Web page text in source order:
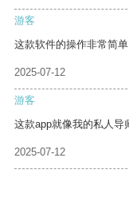
游客
这款软件的操作非常简
2025-07-12
游客
这款app就像我的私人导
2025-07-12